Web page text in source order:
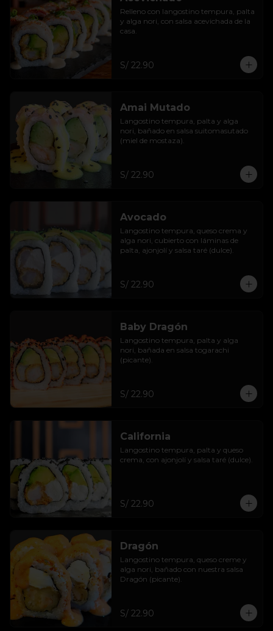
Relleno con langostino tempura, palta
y alga nori, con salsa acevichada de la
casa.
S/ 22.90
Amai Mutado
Langostino tempura, palta y alga
nori, bañado en salsa suitomasutado
(miel de mostaza).
S/ 22.90
Avocado
Langostino tempura, queso crema y
alga nori, cubierto con láminas de
palta, ajonjolí y salsa taré (dulce).
S/ 22.90
Baby Dragón
Langostino tempura, palta y alga
nori, bañada en salsa togarachi
(picante).
S/ 22.90
California
Langostino tempura, palta y queso
crema, con ajonjolí y salsa taré (dulce).
S/ 22.90
Dragón
Langostino tempura, queso creme y
alga nori, bañado con nuestra salsa
Dragón (picante).
S/ 22.90